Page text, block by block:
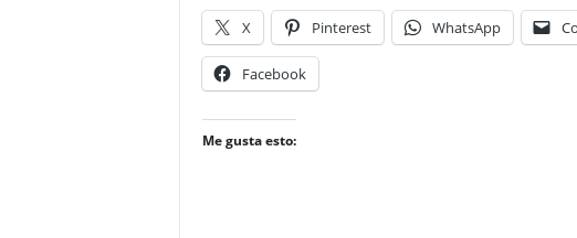
X Pinterest WhatsApp
Facebook
Me gusta esto: